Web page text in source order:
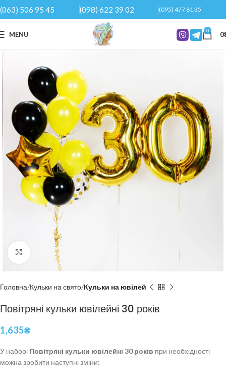
(063) 506 95 45 (098) 622 39 02 (095) 477 81 35
MENU 0 0
Click to enlarge
Головна Кульки на свято Кульки на ювілей
Повітряні кульки ювілейні 30 років
1,635₴
У наборі Повітряні кульки ювілейні 30 років при необхідності
можна зробити наступні зміни: